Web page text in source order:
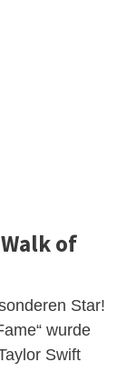
of
Star!
wurde
Swift